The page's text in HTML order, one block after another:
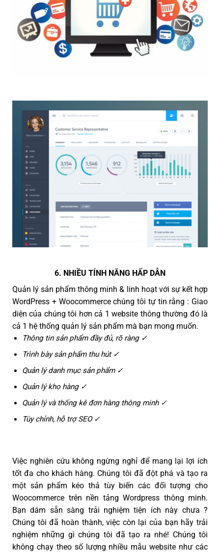
6. NHIỀU TÍNH NĂNG HẤP DẪN
Quản lý sản phẩm thông minh & linh hoạt với sự kết hợp
WordPress + Woocommerce chúng tôi tự tin rằng : Giao
diện của chúng tôi hơn cả 1 website thông thường đó là
cả 1 hệ thống quản lý sản phẩm mà bạn mong muốn.
Thông tin sản phẩm đầy đủ, rõ ràng ✓
Trình bày sản phẩm thu hút ✓
Quản lý danh mục sản phẩm ✓
Quản lý kho hàng ✓
Quản lý và thống kê đơn hàng thông minh ✓
Tùy chỉnh, hỗ trợ SEO ✓
Việc nghiên cứu không ngừng nghỉ để mang lại lợi ích
tốt đa cho khách hàng. Chúng tôi đã đột phá và tạo ra
một sản phẩm kéo thả tùy biến các đối tượng cho
Woocommerce trên nền tảng Wordpress thông minh.
Bạn dám sẵn sàng trải nghiệm tiện ích này chưa ?
Chúng tôi đã hoàn thành, việc còn lại của bạn hãy trải
nghiệm những gì chúng tôi đã tạo ra nhé! Chúng tôi
không chạy theo số lượng nhiều mẫu website như các